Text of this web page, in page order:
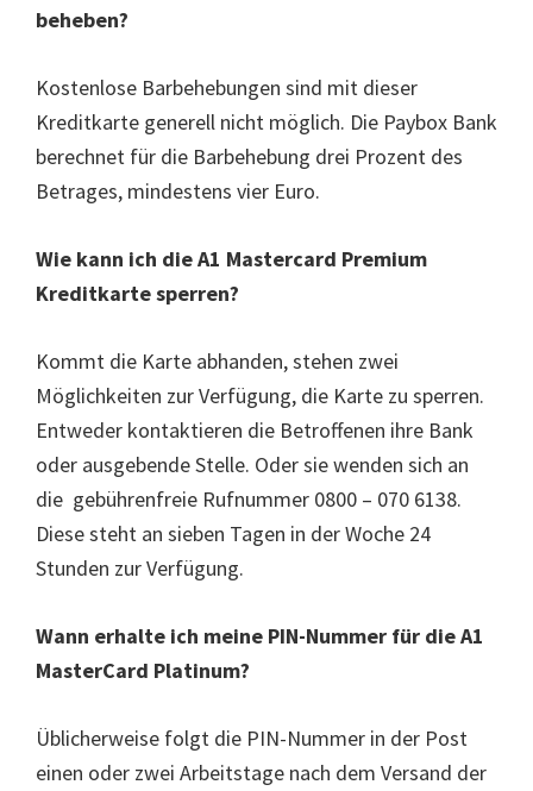
beheben?
Kostenlose Barbehebungen sind mit dieser
Kreditkarte generell nicht möglich. Die Paybox Bank
berechnet für die Barbehebung drei Prozent des
Betrages, mindestens vier Euro.
Wie kann ich die A1 Mastercard Premium
Kreditkarte sperren?
Kommt die Karte abhanden, stehen zwei
Möglichkeiten zur Verfügung, die Karte zu sperren.
Entweder kontaktieren die Betroffenen ihre Bank
oder ausgebende Stelle. Oder sie wenden sich an
die gebührenfreie Rufnummer 0800 – 070 6138.
Diese steht an sieben Tagen in der Woche 24
Stunden zur Verfügung.
Wann erhalte ich meine PIN-Nummer für die A1
MasterCard Platinum?
Üblicherweise folgt die PIN-Nummer in der Post
einen oder zwei Arbeitstage nach dem Versand der